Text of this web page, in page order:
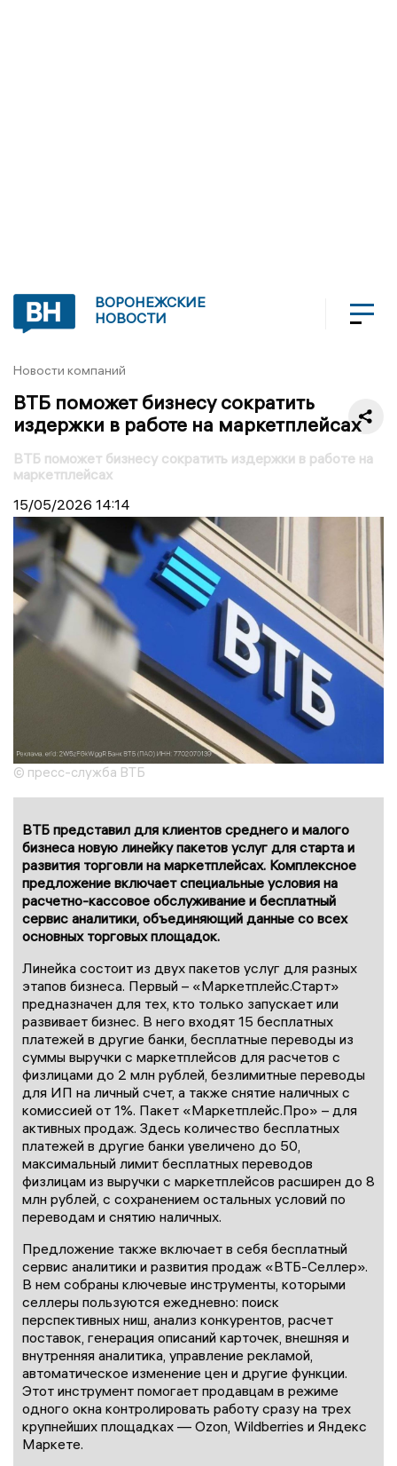
ВОРОНЕЖСКИЕ
НОВОСТИ
Новости компаний
ВТБ поможет бизнесу сократить
издержки в работе на маркетплейсах
ВТБ поможет бизнесу сократить издержки в работе на
маркетплейсах
15/05/2026 14:14
© пресс-служба ВТБ
ВТБ представил для клиентов среднего и малого
бизнеса новую линейку пакетов услуг для старта и
развития торговли на маркетплейсах. Комплексное
предложение включает специальные условия на
расчетно-кассовое обслуживание и бесплатный
сервис аналитики, объединяющий данные со всех
основных торговых площадок.
Линейка состоит из двух пакетов услуг для разных
этапов бизнеса. Первый – «Маркетплейс.Старт»
предназначен для тех, кто только запускает или
развивает бизнес. В него входят 15 бесплатных
платежей в другие банки, бесплатные переводы из
суммы выручки с маркетплейсов для расчетов с
физлицами до 2 млн рублей, безлимитные переводы
для ИП на личный счет, а также снятие наличных с
комиссией от 1%. Пакет «Маркетплейс.Про» – для
активных продаж. Здесь количество бесплатных
платежей в другие банки увеличено до 50,
максимальный лимит бесплатных переводов
физлицам из выручки с маркетплейсов расширен до 8
млн рублей, с сохранением остальных условий по
переводам и снятию наличных.
Предложение также включает в себя бесплатный
сервис аналитики и развития продаж «ВТБ-Селлер».
В нем собраны ключевые инструменты, которыми
селлеры пользуются ежедневно: поиск
перспективных ниш, анализ конкурентов, расчет
поставок, генерация описаний карточек, внешняя и
внутренняя аналитика, управление рекламой,
автоматическое изменение цен и другие функции.
Этот инструмент помогает продавцам в режиме
одного окна контролировать работу сразу на трех
крупнейших площадках — Ozon, Wildberries и Яндекс
Маркете.